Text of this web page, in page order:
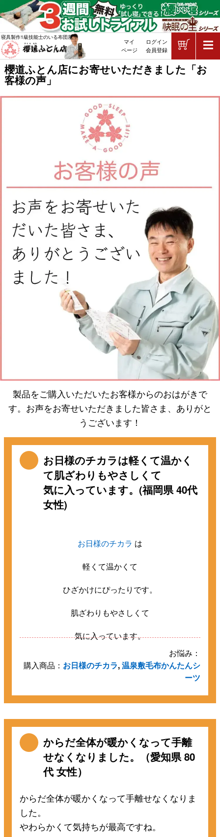
櫻道ふとん店にお寄せいただきました「お
客様の声」
敷布団・掛け布団・羽毛布団・マ
寝具製作1級技能士のいる布団屋
マイ
ページ
ログイン
会員登録
製品をご購入いただいたお客様からのおはがきで
す。お声をお寄せいただきました皆さま、ありがと
うございます！
お日様のチカラは軽くて温かく
て肌ざわりもやさしくて
気に入っています。(福岡県 40代
女性)
お日様のチカラ は
軽くて温かくて
ひざかけにぴったりです。
肌ざわりもやさしくて
気に入っています。
お悩み：
購入商品： お日様のチカラ,温泉敷毛布かんたんシ
ーツ
からだ全体が暖かくなって手離
せなくなりました。（愛知県 80
代 女性）
からだ全体が暖かくなって手離せなくなりま
した。
やわらかくて気持ちが最高ですね。